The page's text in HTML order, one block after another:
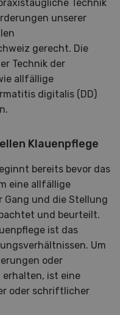
Technik
unserer
gerecht. Die
Technik der
allfällige
digitalis (DD)
Klauenpflege
bereits bevor das
eine allfällige
Gang und die Stellung
und beurteilt.
ist das
Um
oder
erhalten, ist eine
oder schriftlicher